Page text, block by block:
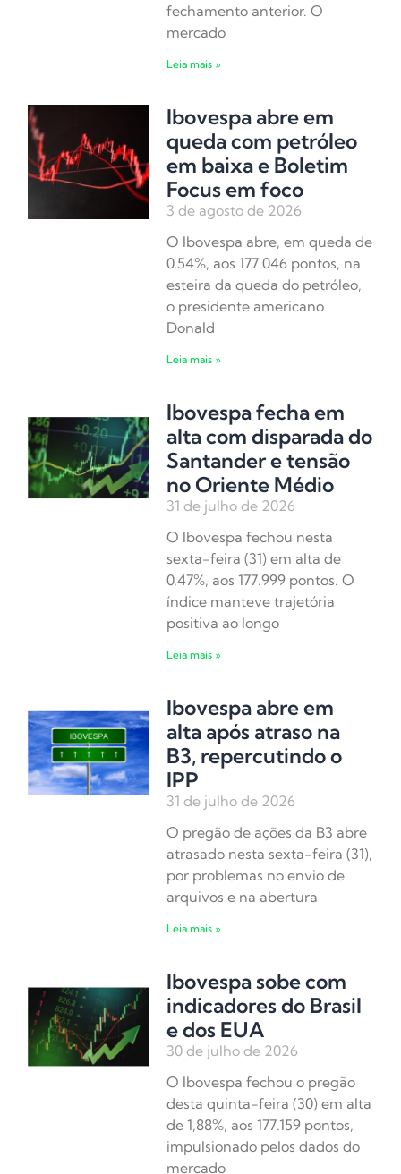
fechamento anterior. O
mercado
Leia mais »
Ibovespa abre em
queda com petróleo
em baixa e Boletim
Focus em foco
3 de agosto de 2026
O Ibovespa abre, em queda de
0,54%, aos 177.046 pontos, na
esteira da queda do petróleo,
o presidente americano
Donald
Leia mais »
Ibovespa fecha em
alta com disparada do
Santander e tensão
no Oriente Médio
31 de julho de 2026
O Ibovespa fechou nesta
sexta-feira (31) em alta de
0,47%, aos 177.999 pontos. O
índice manteve trajetória
positiva ao longo
Leia mais »
Ibovespa abre em
alta após atraso na
B3, repercutindo o
IPP
31 de julho de 2026
O pregão de ações da B3 abre
atrasado nesta sexta-feira (31),
por problemas no envio de
arquivos e na abertura
Leia mais »
Ibovespa sobe com
indicadores do Brasil
e dos EUA
30 de julho de 2026
O Ibovespa fechou o pregão
desta quinta-feira (30) em alta
de 1,88%, aos 177.159 pontos,
impulsionado pelos dados do
mercado